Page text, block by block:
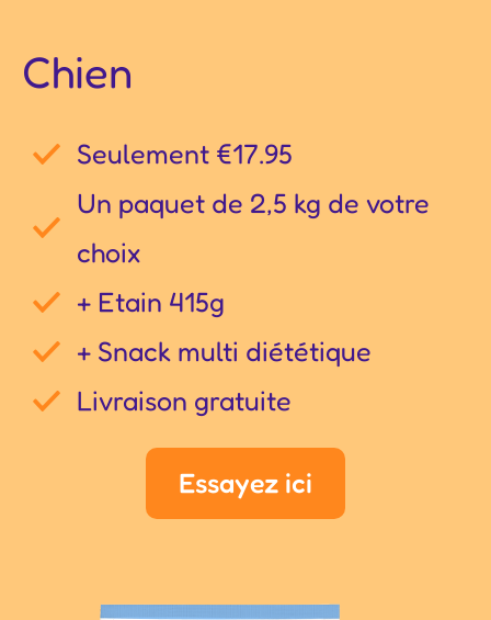
Chien
Seulement €17.95
Un paquet de 2,5 kg de votre
choix
+ Etain 415g
+ Snack multi diététique
Livraison gratuite
Essayez ici